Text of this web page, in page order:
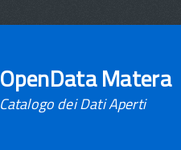
OpenData Matera
Catalogo dei Dati Aperti